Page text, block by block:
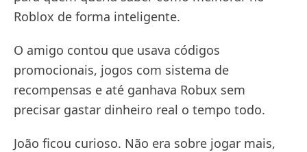
Roblox de forma inteligente.
O amigo contou que usava códigos
promocionais, jogos com sistema de
recompensas e até ganhava Robux sem
precisar gastar dinheiro real o tempo todo.
João ficou curioso. Não era sobre jogar mais,